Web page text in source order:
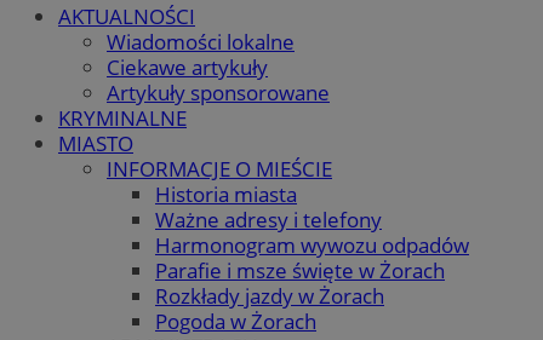
AKTUALNOŚCI
Wiadomości lokalne
Ciekawe artykuły
Artykuły sponsorowane
KRYMINALNE
MIASTO
INFORMACJE O MIEŚCIE
Historia miasta
Ważne adresy i telefony
Harmonogram wywozu odpadów
Parafie i msze święte w Żorach
Rozkłady jazdy w Żorach
Pogoda w Żorach